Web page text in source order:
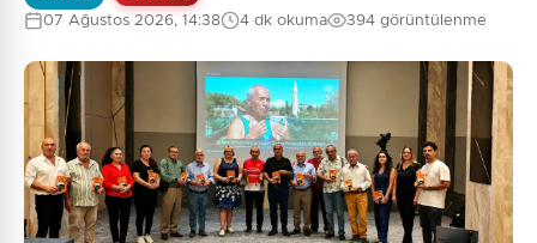
07 Ağustos 2026, 14:38 4 dk okuma 394 görüntülenme